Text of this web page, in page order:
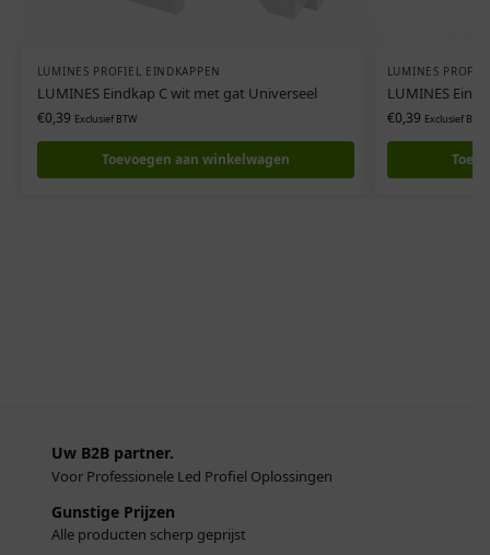
LUMINES PROFIEL EINDKAPPEN
LUMINES Eindkap C wit met gat Universeel
€0,39 Exclusief BTW
Toevoegen aan winkelwagen
LUMINES
LUMINES
€0,39 Exclusief BTW
Uw B2B partner.
Voor Professionele Led Profiel Oplossingen
Gunstige Prijzen
Alle producten scherp geprijst